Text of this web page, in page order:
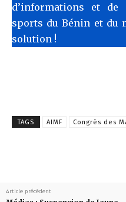
d’informations et
sports du Bénin et du
solution !
TAGS AIMF Congrès des
Article précédent